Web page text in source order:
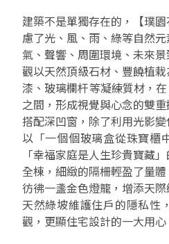
建築不是單獨存在的，【璞
慮了光、風、雨、綠等自然
氣、聲響、周圍環境、未來
觀以天然頂級石材、豐饒植
漆、玻璃欄杆等凝練質材，
之間，形成視覺與心念的雙
搭配深凹窗，除了利用光影
以「一個個玻璃盒從珠寶櫃
「幸福家庭是人生珍貴寶藏
全棟，細緻的隔柵輕盈了量
彷彿一盞金色燈籠，增添天
天然綠坡維護住戶的隱私性
觀，更顯住宅設計的一大用心